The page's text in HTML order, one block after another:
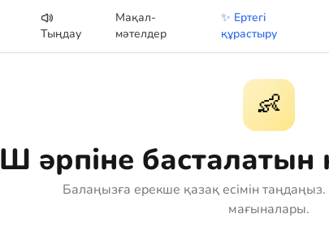
Тыңдау
Мақал-
мәтелдер
✨ Ертегі
құрастыру
👶
Ш әрпіне басталатын
Балаңызға ерекше қазақ есімін
мағыналары.